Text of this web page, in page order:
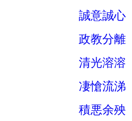
誠意誠心
政教分離
清光溶溶
凄愴流涕
積悪余殃